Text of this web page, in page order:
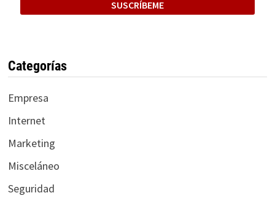
Categorías
Empresa
Internet
Marketing
Misceláneo
Seguridad